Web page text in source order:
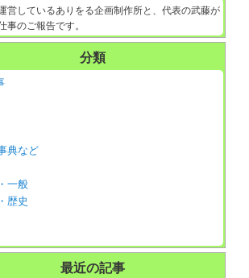
営しているありをる企画制作所と、代表の武藤が
事のご報告です。
分類
典など
一般
歴史
最近の記事